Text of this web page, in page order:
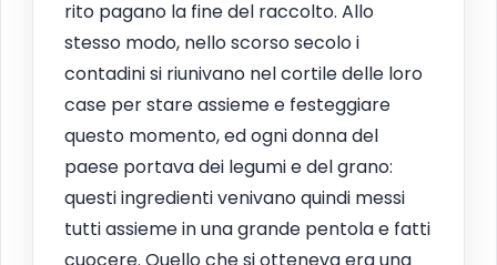
rito pagano la fine del raccolto. Allo
stesso modo, nello scorso secolo i
contadini si riunivano nel cortile delle loro
case per stare assieme e festeggiare
questo momento, ed ogni donna del
paese portava dei legumi e del grano:
questi ingredienti venivano quindi messi
tutti assieme in una grande pentola e fatti
cuocere. Quello che si otteneva era una